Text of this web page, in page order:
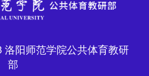
阳师范学院公共体育教研
部